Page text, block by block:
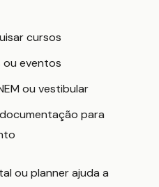
cursos
ou eventos
ou vestibular
para
ou planner ajuda a